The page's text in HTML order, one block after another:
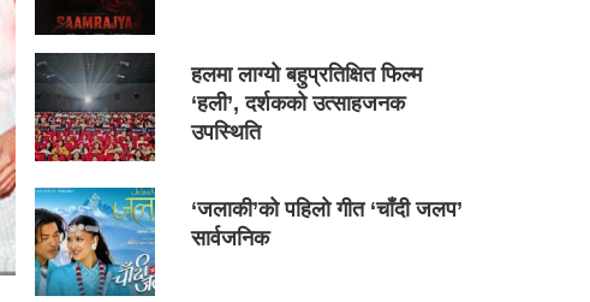
हलमा लाग्यो बहुप्रतिक्षित फिल्म
‘हली’, दर्शकको उत्साहजनक
उपस्थिति
‘जलाकी’को पहिलो गीत ‘चाँदी जलप’
सार्वजनिक